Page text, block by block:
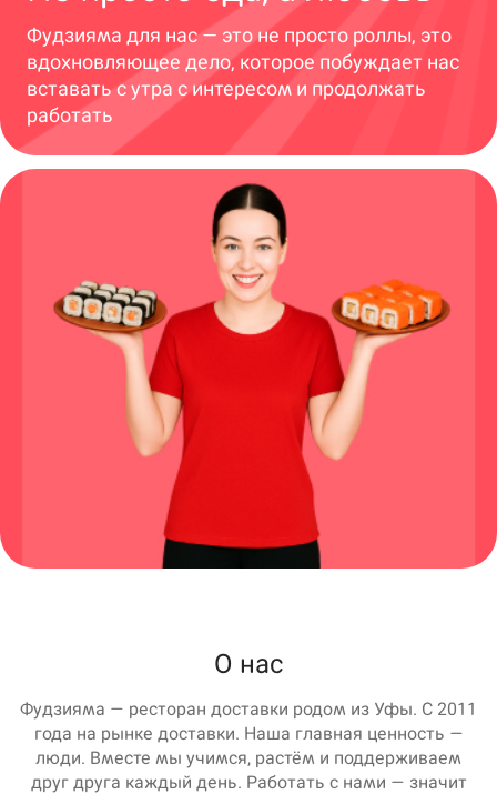
Фудзияма для нас — это не просто роллы, это
вдохновляющее дело, которое побуждает нас
вставать с утра с интересом и продолжать
работать
О нас
Фудзияма — ресторан доставки родом из Уфы. C 2011
года на рынке доставки. Наша главная ценность —
люди. Вместе мы учимся, растём и поддерживаем
друг друга каждый день. Работать с нами — значит